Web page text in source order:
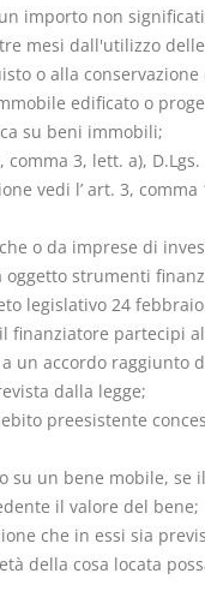
importo non
mesi dall'utilizzo
o alla
edificato o
su beni immobili;
3, lett. a),
vedi l’ art. 3, comma
o da imprese di
oggetto strumenti
legislativo 24
finanziatore partecipi
un accordo raggiunto
dalla legge;
preesistente
su un bene mobile, se
il valore del bene;
che in essi sia
della cosa locata